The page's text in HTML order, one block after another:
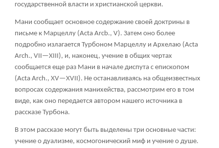
государственной власти и христианской церкви.
Мани сообщает основное содержание своей доктрины в
письме к Марцеллу (Acta Arcb., V). Затем оно более
подробно излагается Турбоном Марцеллу и Архелаю (Acta
Arch., VII—XIII), и, наконец, учение в общих чертах
сообщается еще раз Мани в начале диспута с епископом
(Acta Arch., XV—XVII). Не останавливаясь на общеизвестных
вопросах содержания манихейства, рассмотрим его в том
виде, как оно передается автором нашего источника в
рассказе Турбона.
В этом рассказе могут быть выделены три основные части:
учение о дуализме, космогонический миф и учение о душе.